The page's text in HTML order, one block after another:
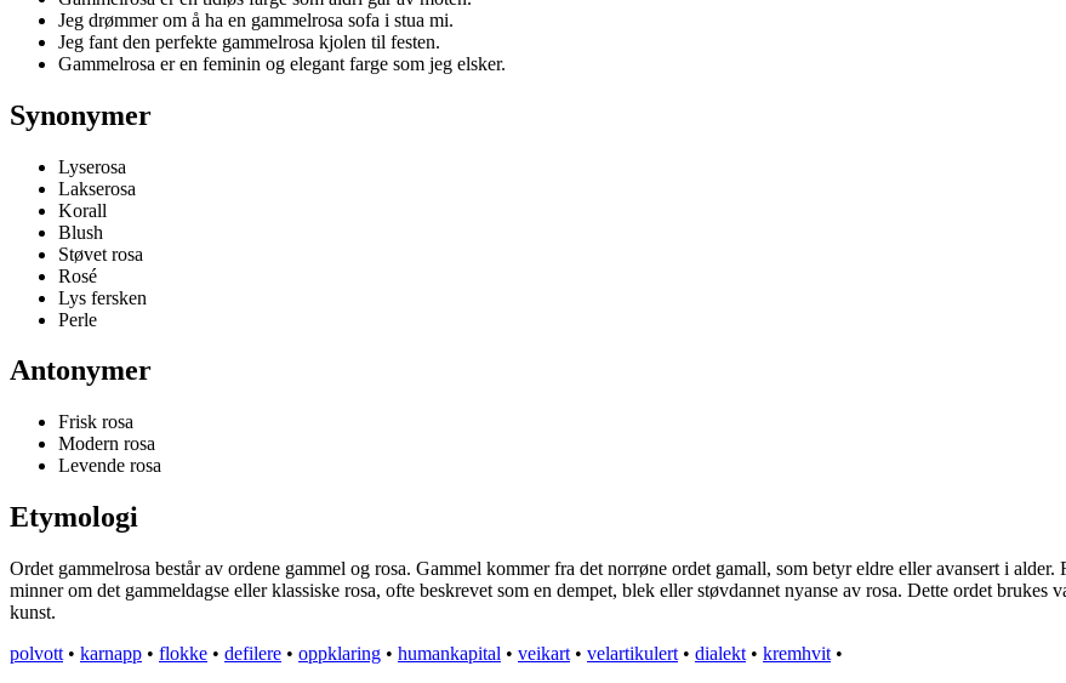
Jeg drømmer om å ha en gammelrosa sofa i stua mi.
Jeg fant den perfekte gammelrosa kjolen til festen.
Gammelrosa er en feminin og elegant farge som jeg elsker.
Synonymer
Lyserosa
Lakserosa
Korall
Blush
Støvet rosa
Rosé
Lys fersken
Perle
Antonymer
Frisk rosa
Modern rosa
Levende rosa
Etymologi
Ordet gammelrosa består av ordene gammel og rosa. Gammel kommer fra det norrøne ordet gamall, som betyr eldre eller avansert i
minner om det gammeldagse eller klassiske rosa, ofte beskrevet som en dempet, blek eller støvdannet nyanse av rosa. Dette ordet
kunst.
polvott • karnapp • flokke • defilere • oppklaring • humankapital • veikart • velartikulert • dialekt • kremhvit •